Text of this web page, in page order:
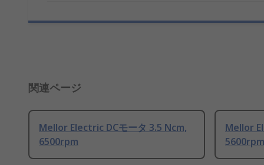
関連ページ
Mellor Electric DCモータ 3.5 Ncm,
6500rpm
Mellor
5600rpm